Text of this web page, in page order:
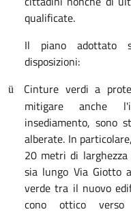
qualificate.
Il piano adottato
disposizioni:
ü
Cinture verdi a
mitigare anche
insediamento, sono
alberate. In
20 metri di
sia lungo Via Giotto
verde tra il nuovo
cono ottico verso